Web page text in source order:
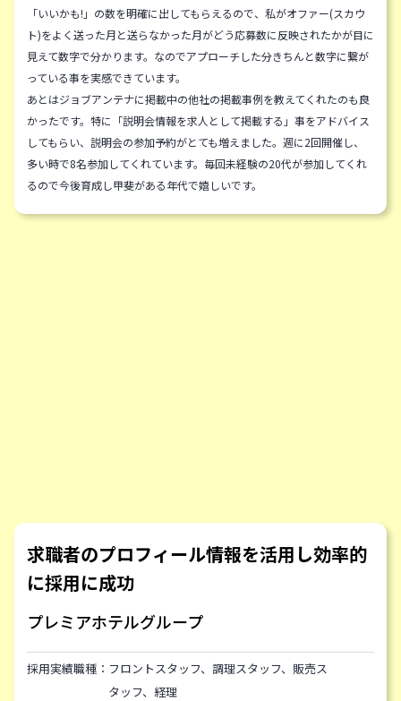
「いいかも!」の数を明確に出してもらえるので、私がオファー(スカウ
ト)をよく送った月と送らなかった月がどう応募数に反映されたかが目に
見えて数字で分かります。なのでアプローチした分きちんと数字に繋が
っている事を実感できています。
あとはジョブアンテナに掲載中の他社の掲載事例を教えてくれたのも良
かったです。特に「説明会情報を求人として掲載する」事をアドバイス
してもらい、説明会の参加予約がとても増えました。週に2回開催し、
多い時で8名参加してくれています。毎回未経験の20代が参加してくれ
るので今後育成し甲斐がある年代で嬉しいです。
求職者のプロフィール情報を活用し効率的
に採用に成功
プレミアホテルグループ
採用実績職種： フロントスタッフ、調理スタッフ、販売ス
タッフ、経理